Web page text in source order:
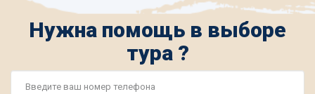
Нужна помощь в выборе
тура ?